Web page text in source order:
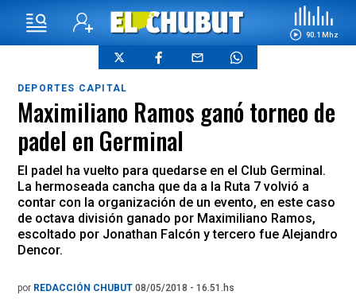
90.1 Mhz
DEPORTES CAPITAL
Maximiliano Ramos ganó torneo de
padel en Germinal
El padel ha vuelto para quedarse en el Club Germinal.
La hermoseada cancha que da a la Ruta 7 volvió a
contar con la organización de un evento, en este caso
de octava división ganado por Maximiliano Ramos,
escoltado por Jonathan Falcón y tercero fue Alejandro
Dencor.
por REDACCIÓN CHUBUT 08/05/2018 - 16.51.hs